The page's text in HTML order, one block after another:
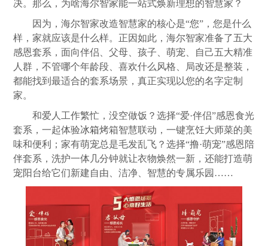
决。那么，为啥海尔智家能一站式焕新理想的智慧家？
因为，海尔智家改造智慧家的核心是“您”，您是什么
样，家就应该是什么样。正因如此，海尔智家准备了五大
感恩套系，面向伴侣、父母、孩子、萌宠、自己五大精准
人群，不管哪个年龄段、喜欢什么风格、局改还是整装，
都能找到最适合的套系场景，真正实现以您的名字定制
家。
和爱人工作繁忙，没空做饭？选择“爱·伴侣”感恩食光
套系，一起体验冰箱烤箱智慧联动，一键烹饪大师菜的美
味和便利；家有萌宠总是毛发乱飞？选择“撸·萌宠”感恩陪
伴套系，洗护一体几分钟就让衣物焕然一新，还能打造萌
宠阳台给它们新建自由、洁净、智慧的专属乐园……